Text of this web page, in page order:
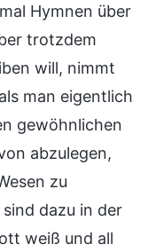
Hymnen über
trotzdem
will, nimmt
man eigentlich
gewöhnlichen
abzulegen,
zu
dazu in der
weiß und all